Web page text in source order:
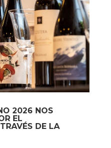
2026 NOS
EL
DE LA